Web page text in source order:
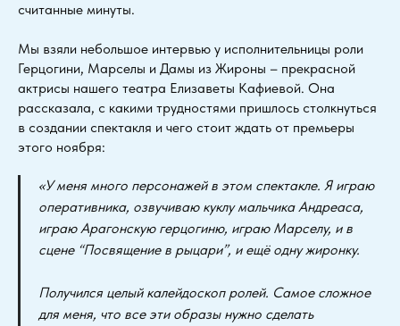
считанные минуты.
Мы взяли небольшое интервью у исполнительницы роли
Герцогини, Марселы и Дамы из Жироны – прекрасной
актрисы нашего театра Елизаветы Кафиевой. Она
рассказала, с какими трудностями пришлось столкнуться
в создании спектакля и чего стоит ждать от премьеры
этого ноября:
«У меня много персонажей в этом спектакле. Я играю
оперативника, озвучиваю куклу мальчика Андреаса,
играю Арагонскую герцогиню, играю Марселу, и в
сцене “Посвящение в рыцари”, и ещё одну жиронку.
Получился целый калейдоскоп ролей. Самое сложное
для меня, что все эти образы нужно сделать